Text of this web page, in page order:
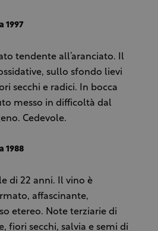
1997
tendente all’aranciato. Il
sullo sfondo lievi
secchi e radici. In bocca
messo in difficoltà dal
Cedevole.
1988
di 22 anni. Il vino è
affascinante,
etereo. Note terziarie di
fiori secchi, salvia e semi di